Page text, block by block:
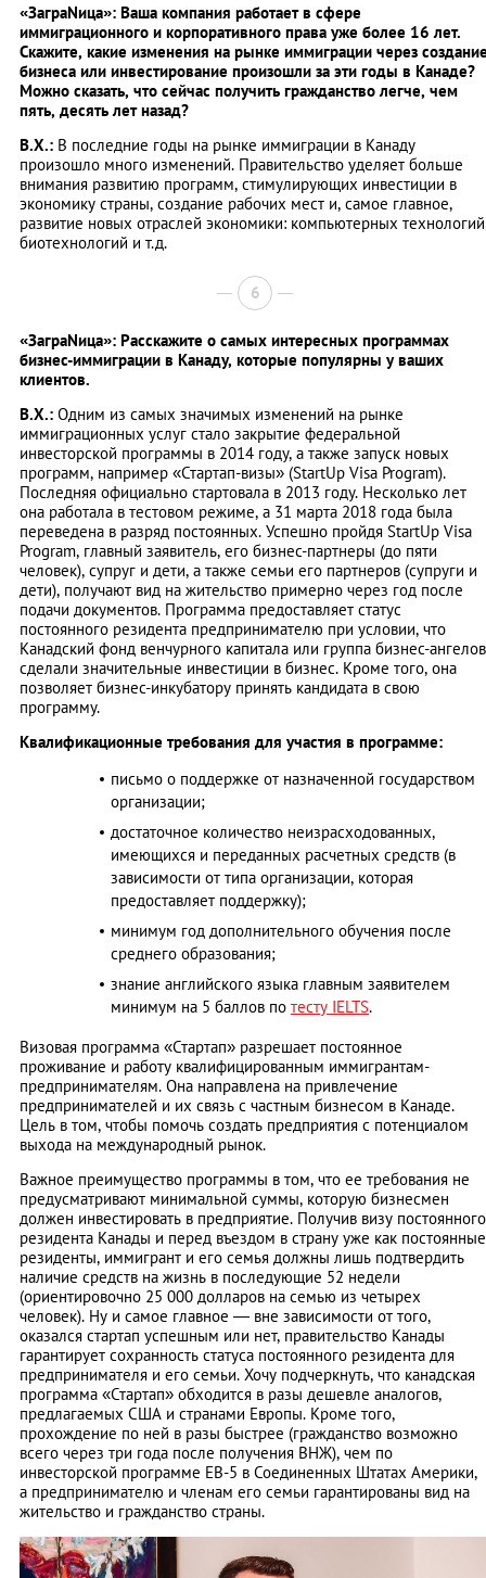
«ЗаграNица»: Ваша компания работает в сфере
иммиграционного и корпоративного права уже более 16 лет.
Скажите, какие изменения на рынке иммиграции через
бизнеса или инвестирование произошли за эти годы в Канаде?
Можно сказать, что сейчас получить гражданство легче, чем
пять, десять лет назад?
В.Х.: В последние годы на рынке иммиграции в Канаду
произошло много изменений. Правительство уделяет больше
внимания развитию программ, стимулирующих инвестиции в
экономику страны, создание рабочих мест и, самое главное,
развитие новых отраслей экономики: компьютерных
биотехнологий и т.д.
6
«ЗаграNица»: Расскажите о самых интересных программах
бизнес-иммиграции в Канаду, которые популярны у ваших
клиентов.
В.Х.: Одним из самых значимых изменений на рынке
иммиграционных услуг стало закрытие федеральной
инвесторской программы в 2014 году, а также запуск новых
программ, например «Стартап-визы» (StartUp Visa Program).
Последняя официально стартовала в 2013 году. Несколько лет
она работала в тестовом режиме, а 31 марта 2018 года была
переведена в разряд постоянных. Успешно пройдя StartUp Visa
Program, главный заявитель, его бизнес-партнеры (до пяти
человек), супруг и дети, а также семьи его партнеров (супруги и
дети), получают вид на жительство примерно через год после
подачи документов. Программа предоставляет статус
постоянного резидента предпринимателю при условии, что
Канадский фонд венчурного капитала или группа бизнес-ангелов
сделали значительные инвестиции в бизнес. Кроме того, она
позволяет бизнес-инкубатору принять кандидата в свою
программу.
Квалификационные требования для участия в программе:
письмо о поддержке от назначенной государством
организации;
достаточное количество неизрасходованных,
имеющихся и переданных расчетных средств (в
зависимости от типа организации, которая
предоставляет поддержку);
минимум год дополнительного обучения после
среднего образования;
знание английского языка главным заявителем
минимум на 5 баллов по тесту IELTS.
Bизовая программа «Стартап» разрешает постоянное
проживание и работу квалифицированным иммигрантам-
предпринимателям. Она направлена на привлечение
предпринимателей и их связь с частным бизнесом в Канаде.
Цель в том, чтобы помочь создать предприятия с потенциалом
выхода на международный рынок.
Важное преимущество программы в том, что ее требования не
предусматривают минимальной суммы, которую бизнесмен
должен инвестировать в предприятие. Получив визу постоянного
резидента Канады и перед въездом в страну уже как постоянные
резиденты, иммигрант и его семья должны лишь подтвердить
наличие средств на жизнь в последующие 52 недели
(ориентировочно 25 000 долларов на семью из четырех
человек). Ну и самое главное — вне зависимости от того,
оказался стартап успешным или нет, правительство Канады
гарантирует сохранность статуса постоянного резидента для
предпринимателя и его семьи. Хочу подчеркнуть, что канадская
программа «Стартап» обходится в разы дешевле аналогов,
предлагаемых США и странами Европы. Кроме того,
прохождение по ней в разы быстрее (гражданство возможно
всего через три года после получения ВНЖ), чем по
инвесторской программе ЕВ-5 в Соединенных Штатах Америки,
а предпринимателю и членам его семьи гарантированы вид на
жительство и гражданство страны.